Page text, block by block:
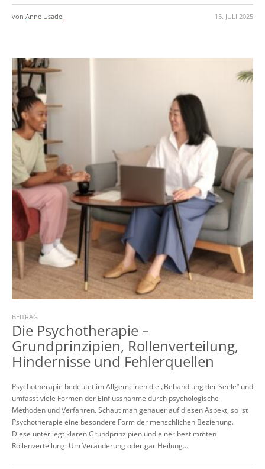
15. JULI 2025
von Anne Usadel
BEITRAG
Die Psychotherapie –
Grundprinzipien, Rollenverteilung,
Hindernisse und Fehlerquellen
Psychotherapie bedeutet im Allgemeinen die „Behandlung der Seele“ und
umfasst viele Formen der Einflussnahme durch psychologische
Methoden und Verfahren. Schaut man genauer auf diesen Aspekt, so ist
Psychotherapie eine besondere Form der menschlichen Beziehung.
Diese unterliegt klaren Grundprinzipien und einer bestimmten
Rollenverteilung. Um Veränderung oder gar Heilung...